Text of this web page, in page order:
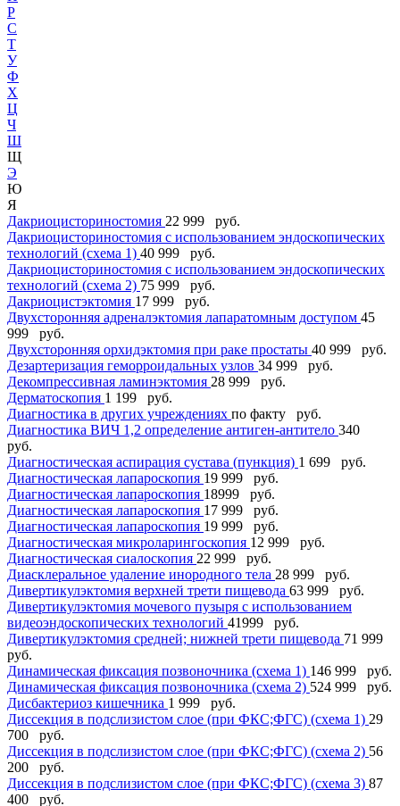
Р
С
Т
У
Ф
Х
Ц
Ч
Ш
Щ
Э
Ю
Я
Дакриоцисториностомия 22 999 руб.
Дакриоцисториностомия с использованием эндоскопических
технологий (схема 1) 40 999 руб.
Дакриоцисториностомия с использованием эндоскопических
технологий (схема 2) 75 999 руб.
Дакриоцистэктомия 17 999 руб.
Двухсторонняя адреналэктомия лапаратомным доступом 45
999 руб.
Двухсторонняя орхидэктомия при раке простаты 40 999 руб.
Дезартеризация геморроидальных узлов 34 999 руб.
Декомпрессивная ламинэктомия 28 999 руб.
Дерматоскопия 1 199 руб.
Диагностика в других учреждениях по факту руб.
Диагностика ВИЧ 1,2 определение антиген-антитело 340
руб.
Диагностическая аспирация сустава (пункция) 1 699 руб.
Диагностическая лапароскопия 19 999 руб.
Диагностическая лапароскопия 18999 руб.
Диагностическая лапароскопия 17 999 руб.
Диагностическая лапароскопия 19 999 руб.
Диагностическая микроларингоскопия 12 999 руб.
Диагностическая сиалоскопия 22 999 руб.
Диасклеральное удаление инородного тела 28 999 руб.
Дивертикулэктомия верхней трети пищевода 63 999 руб.
Дивертикулэктомия мочевого пузыря с использованием
видеоэндоскопических технологий 41999 руб.
Дивертикулэктомия средней; нижней трети пищевода 71 999
руб.
Динамическая фиксация позвоночника (схема 1) 146 999 руб.
Динамическая фиксация позвоночника (схема 2) 524 999 руб.
Дисбактериоз кишечника 1 999 руб.
Диссекция в подслизистом слое (при ФКС;ФГС) (схема 1) 29
700 руб.
Диссекция в подслизистом слое (при ФКС;ФГС) (схема 2) 56
200 руб.
Диссекция в подслизистом слое (при ФКС;ФГС) (схема 3) 87
400 руб.